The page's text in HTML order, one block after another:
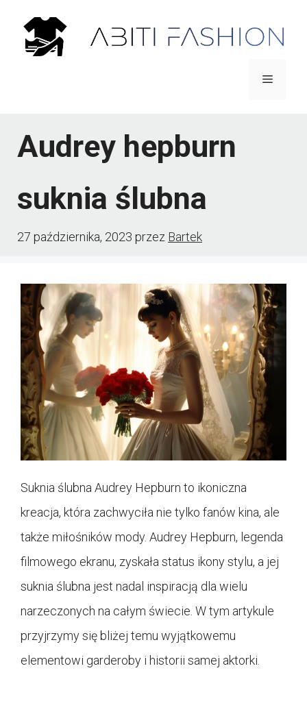
Menu
Audrey hepburn
suknia ślubna
27 października, 2023 przez Bartek
Suknia ślubna Audrey Hepburn to ikoniczna
kreacja, która zachwyciła nie tylko fanów kina, ale
także miłośników mody. Audrey Hepburn, legenda
filmowego ekranu, zyskała status ikony stylu, a jej
suknia ślubna jest nadal inspiracją dla wielu
narzeczonych na całym świecie. W tym artykule
przyjrzymy się bliżej temu wyjątkowemu
elementowi garderoby i historii samej aktorki.